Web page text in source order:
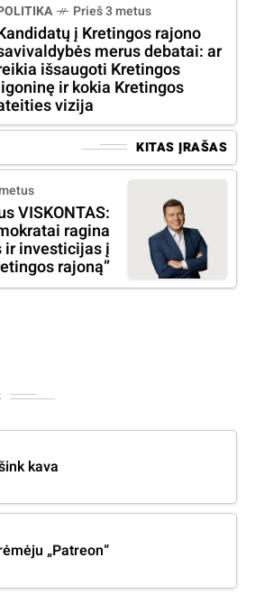
Prieš 3 metus
į Kretingos rajono
merus debatai: ar
išsaugoti Kretingos
ir kokia Kretingos
vizija
KITAS ĮRAŠAS
VISKONTAS:
ragina
ir investicijas į
rajoną”
kava
„Patreon“